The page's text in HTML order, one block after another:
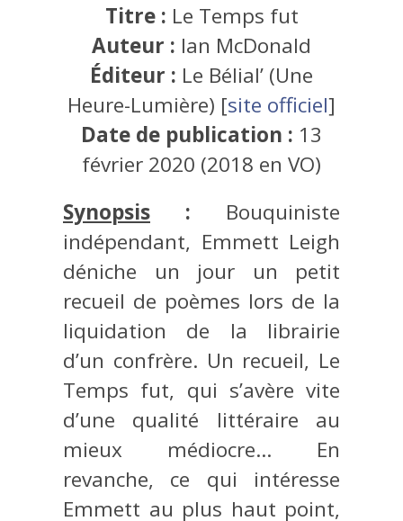
Titre : Le Temps fut
Auteur : Ian McDonald
Éditeur : Le Bélial’ (Une
Heure-Lumière) [site officiel]
Date de publication : 13
février 2020 (2018 en VO)
Synopsis : Bouquiniste
indépendant, Emmett Leigh
déniche un jour un petit
recueil de poèmes lors de la
liquidation de la librairie
d’un confrère. Un recueil, Le
Temps fut, qui s’avère vite
d’une qualité littéraire au
mieux médiocre… En
revanche, ce qui intéresse
Emmett au plus haut point,